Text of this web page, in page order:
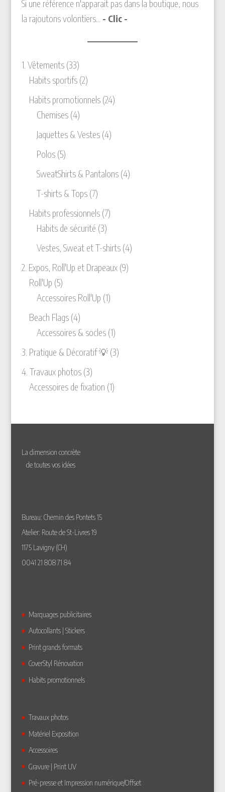
Si une référence n'apparait pas dans la boutique, nous
la rajoutons volontiers... - Clic -
1. Vêtements 3333
produits
Habits sportifs 22
produits
Habits promotionnels 2424
Chemises 44
produits
Jaquettes & Vestes 44
Polos 55
produits
SweatShirts & Pantalons 44
T-shirts & Tops 77
produits
Habits professionnels 77
Habits de sécurité 33
produits
Vestes, Sweat et T-shirts 44
2. Expos, Roll'Up et Drapeaux 99
Roll'Up 55
produits
Accessoires Roll'Up 11
Beach Flags 44
produits
Accessoires & socles 11
produit
3. Pratique & Décoratif 💡 33
4. Travaux photos 33
produits
Accessoires de fixation 11
La dimension concrète
de toutes vos idées
Bureau: Chemin des Pontets 15
Atelier: Route de St-Livres 19
1175 Lavigny (CH)
0041 21 808 71 84
Marquages publicitaires
Autocollants | Stickers
Print grands formats
CoverStyl Rénovation
Habits promotionnels
Travaux photos
Matériel Exposition
Accessoires
Gravure | Print UV
Pré-presse et Impression numérique/Offset